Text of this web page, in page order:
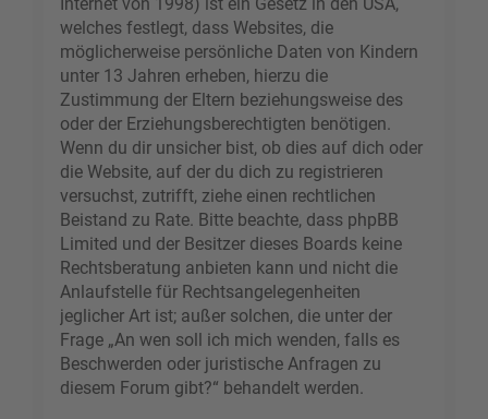
welches festlegt, dass Websites, die
möglicherweise persönliche Daten von Kindern
unter 13 Jahren erheben, hierzu die
Zustimmung der Eltern beziehungsweise des
oder der Erziehungsberechtigten benötigen.
Wenn du dir unsicher bist, ob dies auf dich oder
die Website, auf der du dich zu registrieren
versuchst, zutrifft, ziehe einen rechtlichen
Beistand zu Rate. Bitte beachte, dass phpBB
Limited und der Besitzer dieses Boards keine
Rechtsberatung anbieten kann und nicht die
Anlaufstelle für Rechtsangelegenheiten
jeglicher Art ist; außer solchen, die unter der
Frage „An wen soll ich mich wenden, falls es
Beschwerden oder juristische Anfragen zu
diesem Forum gibt?“ behandelt werden.